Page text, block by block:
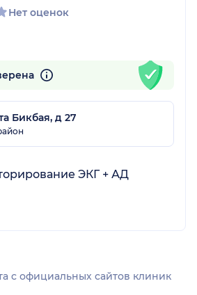
Нет оценок
Бикбая, д 27
ЭКГ + АД
c официальных сайтов клиник